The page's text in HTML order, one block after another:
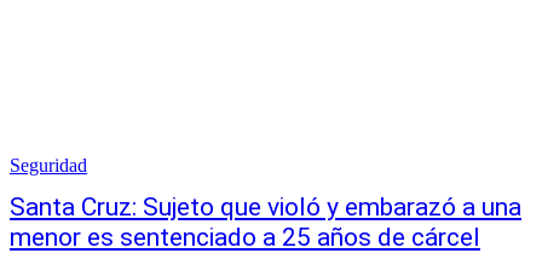
Seguridad
Santa Cruz: Sujeto que violó y embarazó a una
menor es sentenciado a 25 años de cárcel